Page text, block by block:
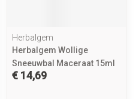
Herbalgem
Herbalgem Wollige
Sneeuwbal Maceraat 15ml
€ 14,69